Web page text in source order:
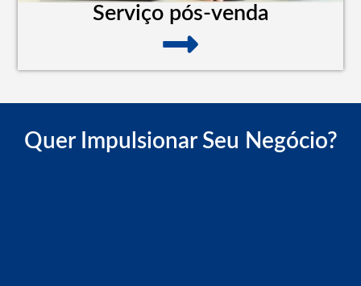
Serviço pós-venda
Quer Impulsionar Seu Negócio?